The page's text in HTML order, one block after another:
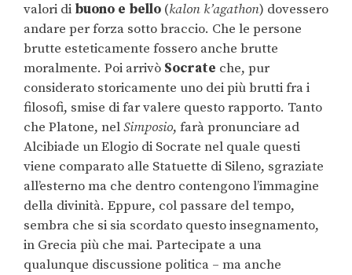
valori di buono e bello (kalon k’agathon) dovessero
andare per forza sotto braccio. Che le persone
brutte esteticamente fossero anche brutte
moralmente. Poi arrivò Socrate che, pur
considerato storicamente uno dei più brutti fra i
filosofi, smise di far valere questo rapporto. Tanto
che Platone, nelSimposio, farà pronunciare ad
Alcibiade un Elogio di Socrate nel quale questi
viene comparato alle Statuette di Sileno, sgraziate
all’esterno ma che dentro contengono l’immagine
della divinità. Eppure, col passare del tempo,
sembra che si sia scordato questo insegnamento,
in Grecia più che mai. Partecipate a una
qualunque discussione politica – ma anche